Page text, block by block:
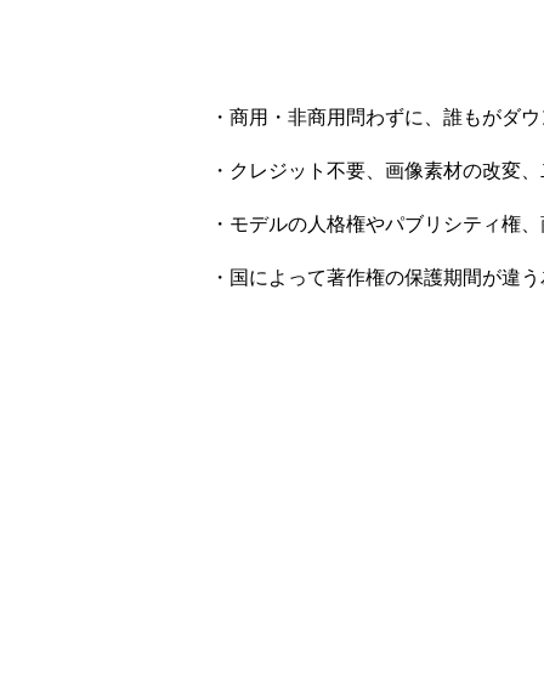
・商用・非商用問わずに、誰もがダ
・クレジット不要、画像素材の改変
・モデルの人格権やパブリシティ権
・国によって著作権の保護期間が違